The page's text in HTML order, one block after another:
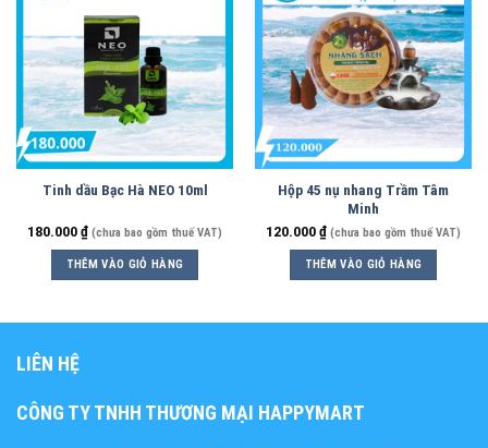
Tinh dầu Bạc Hà NEO 10ml
180.000₫ (chưa bao gồm thuế VAT)
THÊM VÀO GIỎ HÀNG
Hộp 45 nụ nhang Trầm Tâm
Minh
120.000₫ (chưa bao gồm thuế VAT)
THÊM VÀO GIỎ HÀNG
LIÊN HỆ
CÔNG TY TNHH THƯƠNG MẠI HAPPYMART